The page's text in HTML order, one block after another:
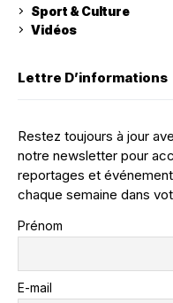
Sport & Culture
Vidéos
Lettre D’informations
Restez toujours à jour
notre newsletter pour
reportages et
chaque semaine dans
Prénom
E-mail